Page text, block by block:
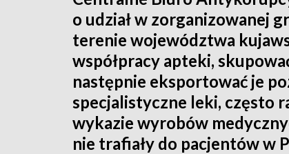
o udział w zorganizowanej
terenie województwa
współpracy apteki,
następnie eksportować je
specjalistyczne leki, często
wykazie wyrobów
nie trafiały do pacjentów w